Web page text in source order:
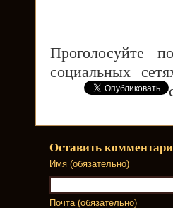
Проголосуйте
социальных
Оставить
Имя (обязательно)
Почта (обязательно)